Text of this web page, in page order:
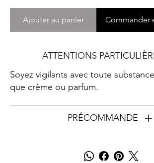
Ajouter au panier Commander
ATTENTIONS
Soyez vigilants avec toute
que crème ou parfum.
PRÉCOMMANDE